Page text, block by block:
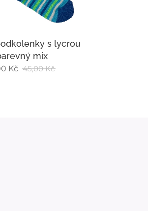
s lycrou
mix
Kč 45,00Kč